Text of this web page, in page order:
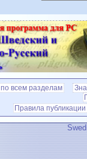
всем разделам
Правила публикации